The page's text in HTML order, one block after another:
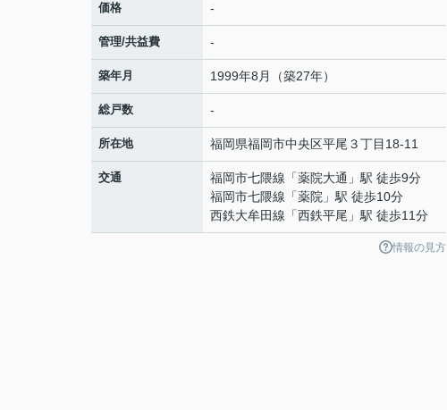
価格 -
管理/共益費 -
築年月 1999年8月（築27年）
総戸数 -
所在地 福岡県福岡市中央区平尾 ３丁目18-11
交通 福岡市七隈線 「薬院大通 」駅 徒歩9分
福岡市七隈線 「薬院 」駅 徒歩10分
西鉄大牟田線 「西鉄平尾 」駅 徒歩11分
情報の見方